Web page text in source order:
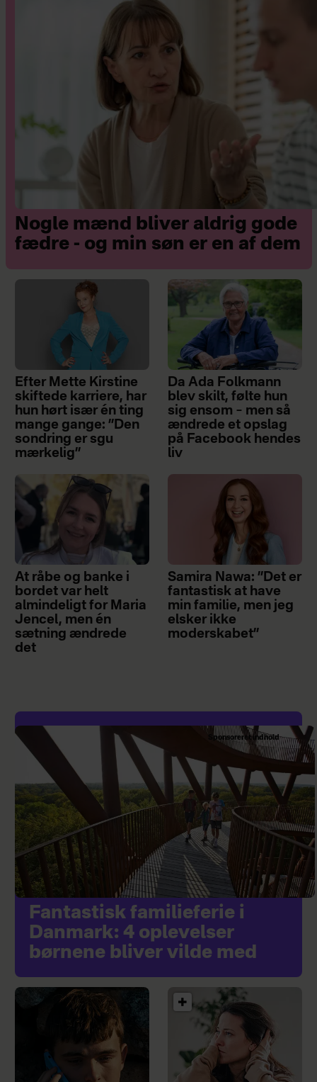
Nogle mænd bliver aldrig gode
fædre - og min søn er en af dem
Efter Mette Kirstine
skiftede karriere, har
hun hørt især én ting
mange gange: ”Den
sondring er sgu
mærkelig”
Da Ada Folkmann
blev skilt, følte hun
sig ensom – men så
ændrede et opslag
på Facebook hendes
liv
At råbe og banke i
bordet var helt
almindeligt for Maria
Jencel, men én
sætning ændrede
det
Samira Nawa: ”Det er
fantastisk at have
min familie, men jeg
elsker ikke
moderskabet”
Sponsoreret indhold
Fantastisk familieferie i
Danmark: 4 oplevelser
børnene bliver vilde med